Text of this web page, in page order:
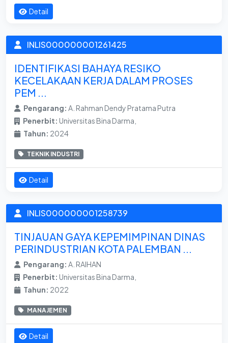
Detail
INLIS000000001261425
IDENTIFIKASI BAHAYA RESIKO
KECELAKAAN KERJA DALAM PROSES
PEM ...
Pengarang: A. Rahman Dendy Pratama Putra
Penerbit: Universitas Bina Darma,
Tahun: 2024
TEKNIK INDUSTRI
Detail
INLIS000000001258739
TINJAUAN GAYA KEPEMIMPINAN DINAS
PERINDUSTRIAN KOTA PALEMBAN ...
Pengarang: A. RAIHAN
Penerbit: Universitas Bina Darma,
Tahun: 2022
MANAJEMEN
Detail